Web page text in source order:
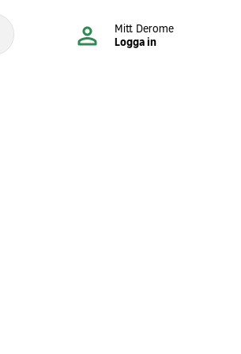
Mitt Derome
Logga in